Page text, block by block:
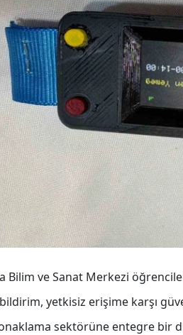
Bilim ve Sanat Merkezi
yetkisiz erişime karşı
sektörüne entegre bir